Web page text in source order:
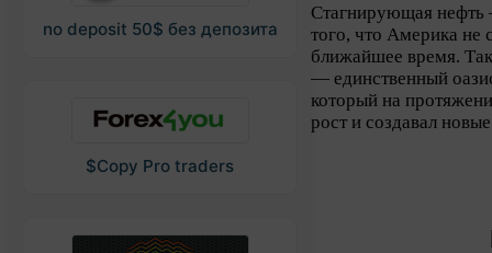
no deposit 50$ без депозита
$Copy Pro traders
Стагнирующая нефть
того, что Америка не
ближайшее время.
— единственный
который на
рост и создавал